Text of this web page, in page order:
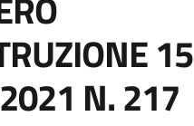
15
N. 217